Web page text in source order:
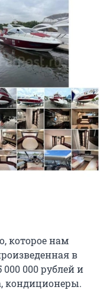
которое нам
в
000 рублей и
кондиционеры.